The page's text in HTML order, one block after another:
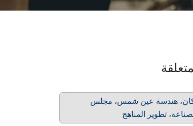
هندسة عين شمس، مجلس
تطوير المناهج